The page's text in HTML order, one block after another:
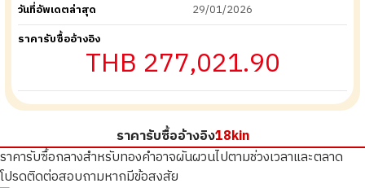
วันที่อัพเดตล่าสุด
29/01/2026
ราคารับซื้ออ้างอิง
THB 277,021.90
ราคารับซื้ออ้างอิง18kin
ราคารับซื้อกลางสำหรับทองคำอาจผันผวนไปตามช่วงเวลาและตลาด
โปรดติดต่อสอบถามหากมีข้อสงสัย